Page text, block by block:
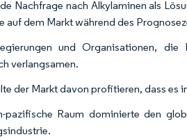
Nachfrage nach Alkylaminen als
auf dem Markt während des
und Organisationen,
verlangsamen.
der Markt davon profitieren, dass es
pazifische Raum dominierte den